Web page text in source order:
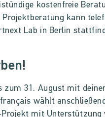
kostenfreie
kann
Lab in Berlin
zum 31. August mit
wählt
mit Unterstützung